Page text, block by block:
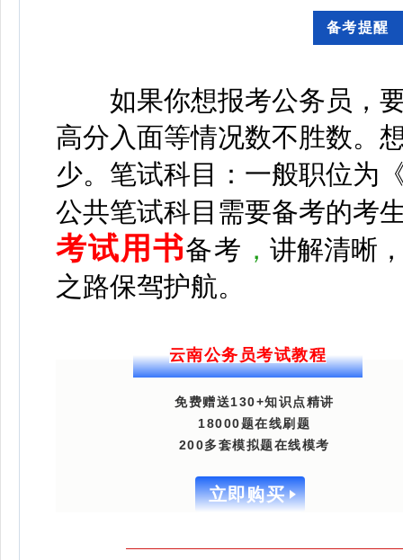
备考提醒
如果你想报考公务员，要
高分入面等情况数不胜数。
少。 笔试科目：一般职位为
公共笔试科目需要备考的考
考试用书备考 ， 讲解清晰
之路保驾护航。
云南公务员考试教程
免费赠送130+知识点精讲
18000题在线刷题
200多套模拟题在线模考
立即购买